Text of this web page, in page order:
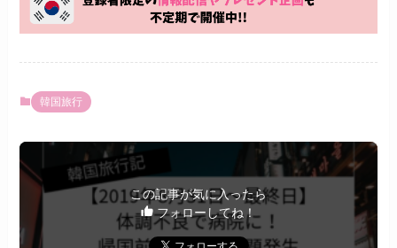
韓国旅行
この記事が気に入ったら
フォローしてね！